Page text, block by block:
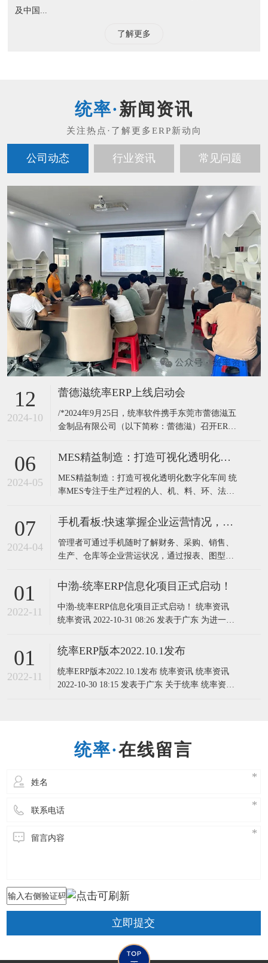
及中国...
了解更多
新闻资讯
公司动态 行业资讯 常见问题
12
2024-10
蕾德滋统率ERP上线启动会
/*2024年9月25日，统率软件携手东莞市蕾德滋五
金制品有限公司（以下简称：蕾德滋）召开ERP
务负责人以及各部门相关负责人和统率软件实施
团队共同参加会议。为了全面贯彻数字化转型，
提升蕾德滋“信息集成化”水平，前期经过需求调
研、管理咨询、方案交流等
06
2024-05
MES精益制造：打造可视化透明化数字化车间
MES精益制造：打造可视化透明化数字化车间 统
率MES专注于生产过程的人、机、料、环、法无
求。是整合管理和多类硬件的综合智能化系统，
它由一组共享数据的程序，通过布置在生产现场
的专用设备，对原材料上线到成品入库的整个生
产过程实时采集数据、控制和监控来提高生
07
2024-04
手机看板:快速掌握企业运营情况，助力管理者科学决策
管理者可通过手机随时了解财务、采购、销售、
生产、仓库等企业营运状况，通过报表、图型等
的决策数据支持，从而迅速调整经营策略以应对
01
2022-11
中渤-统率ERP信息化项目正式启动！
中渤-统率ERP信息化项目正式启动！ 统率资讯
统率资讯 2022-10-31 08:26 发表于广东 为进一步
午，中渤-统率ERP信息化项目启动会在深圳中渤
会议室召开。中渤柴总、尹总、信息化项目组成
员、研发、业务、采购等负责人参加本次会议。
01
2022-11
统率ERP版本2022.10.1发布
统率ERP版本2022.10.1发布 统率资讯 统率资讯
2022-10-30 18:15 发表于广东 关于统率 统率资讯
在线留言
立即提交